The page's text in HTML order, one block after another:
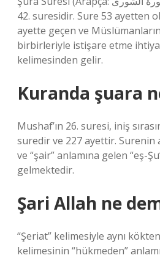
42. suresidir. Sure 53 ayetten
ayette geçen ve
birbirleriyle istişare etme
kelimesinden gelir.
Kuranda şuara
Mushaf’ın 26. suresi, iniş
suredir ve 227 ayettir. Surenin
ve “şair” anlamına gelen “eş-
gelmektedir.
Şari Allah ne
“Şeriat” kelimesiyle aynı
kelimesinin “hükmeden”